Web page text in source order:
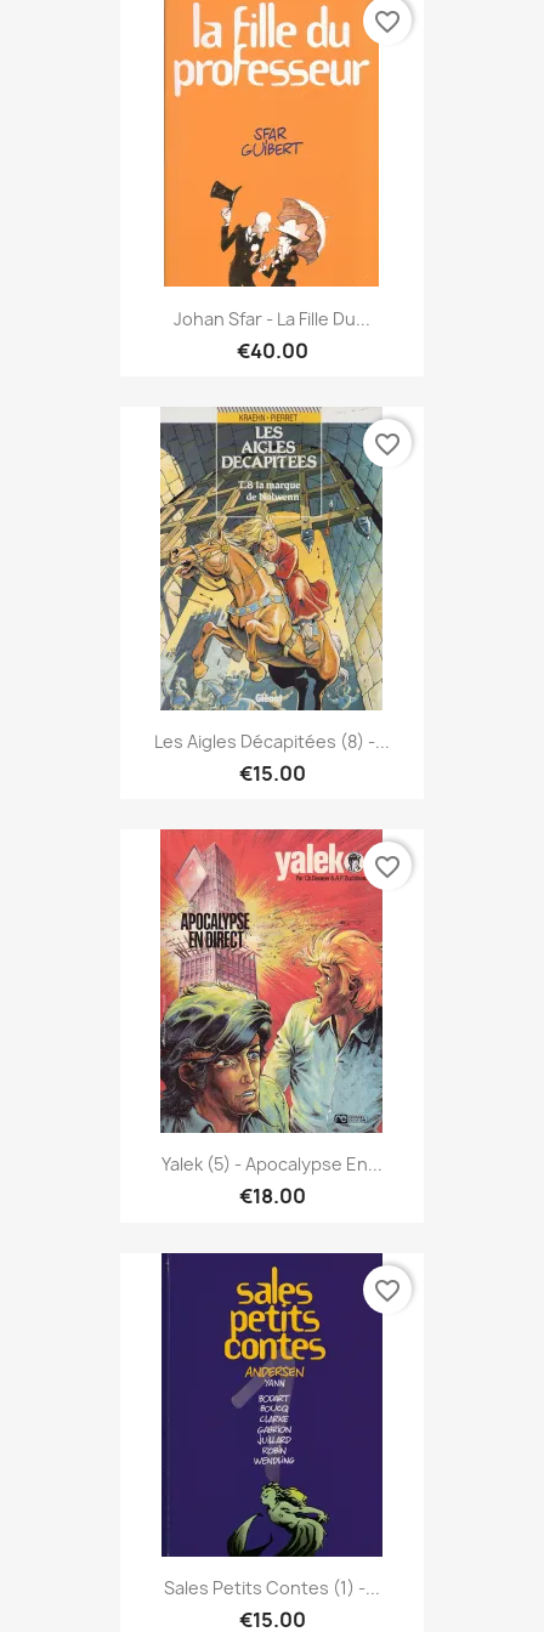
Johan Sfar - La Fille Du...
€40.00
favorite_border
Les Aigles Décapitées (8) -...
€15.00
favorite_border
Yalek (5) - Apocalypse En...
€18.00
favorite_border
Sales Petits Contes (1) -...
€15.00
favorite_border